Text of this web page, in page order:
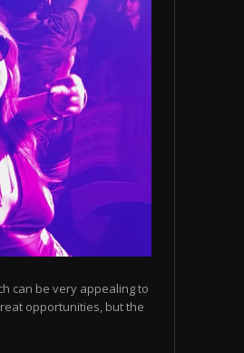
can be very appealing to
opportunities, but the